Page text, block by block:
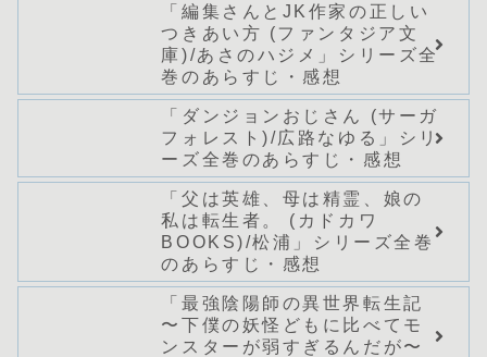
「編集さんとJK作家の正しい
つきあい方 (ファンタジア文
庫)/あさのハジメ」シリーズ全
巻のあらすじ・感想
「ダンジョンおじさん (サーガ
フォレスト)/広路なゆる」シリ
ーズ全巻のあらすじ・感想
「父は英雄、母は精霊、娘の
私は転生者。 (カドカワ
BOOKS)/松浦」シリーズ全巻
のあらすじ・感想
「最強陰陽師の異世界転生記
〜下僕の妖怪どもに比べてモ
ンスターが弱すぎるんだが〜